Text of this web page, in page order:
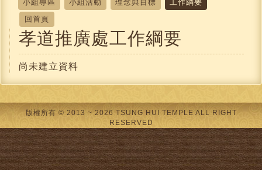
小組專區 小組活動 理念與目標
工作綱要
回首頁
孝道推廣處工作綱要
尚未建立資料
版權所有 © 2013 ~ 2026 TSUNG HUI TEMPLE ALL RIGHT
RESERVED